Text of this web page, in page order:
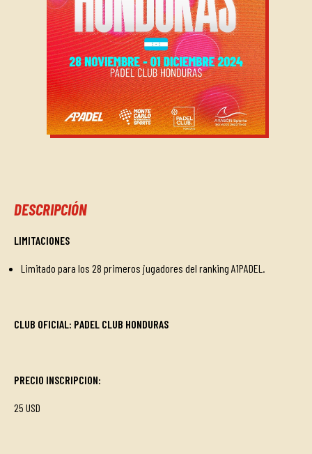
DESCRIPCIÓN
LIMITACIONES
Limitado para los 28 primeros jugadores del ranking A1PADEL.
CLUB OFICIAL: PADEL CLUB HONDURAS
PRECIO INSCRIPCION:
25 USD